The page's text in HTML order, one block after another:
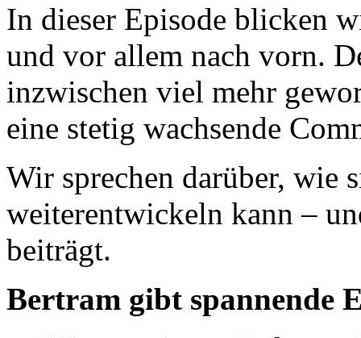
In dieser Episode blicken
und vor allem nach vorn.
inzwischen viel mehr
eine stetig wachsende
Wir sprechen darüber, wie
weiterentwickeln kann –
beiträgt.
Bertram gibt spannende